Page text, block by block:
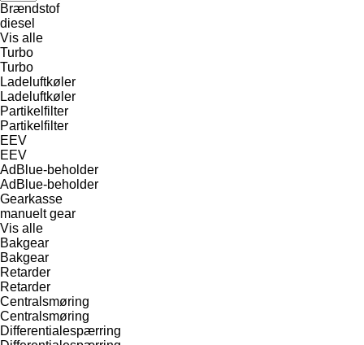
Brændstof
diesel
Vis alle
Turbo
Turbo
Ladeluftkøler
Ladeluftkøler
Partikelfilter
Partikelfilter
EEV
EEV
AdBlue-beholder
AdBlue-beholder
Gearkasse
manuelt gear
Vis alle
Bakgear
Bakgear
Retarder
Retarder
Centralsmøring
Centralsmøring
Differentialespærring